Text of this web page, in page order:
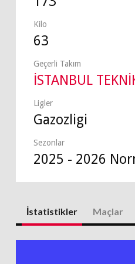
Kilo
63
Geçerli Takım
İSTANBUL
Ligler
Gazozligi
Sezonlar
2025 - 2026
İstatistikler Maçlar